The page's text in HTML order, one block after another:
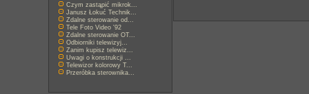
Czym zastąpić mikrok...
Janusz Łokuć Technik...
Zdalne sterowanie od...
Tele Foto Video '92
Zdalne sterowanie OT...
Odbiorniki telewizyj...
Zanim kupisz telewiz...
Uwagi o konstrukcji ...
Telewizor kolorowy T...
Przeróbka sterownika...